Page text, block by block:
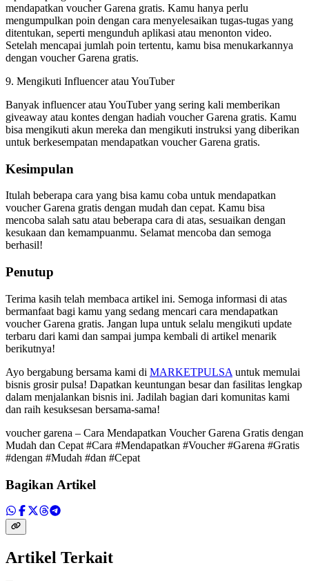
mendapatkan voucher Garena gratis. Kamu hanya perlu
mengumpulkan poin dengan cara menyelesaikan tugas-tugas yang
ditentukan, seperti mengunduh aplikasi atau menonton video.
Setelah mencapai jumlah poin tertentu, kamu bisa menukarkannya
dengan voucher Garena gratis.
9. Mengikuti Influencer atau YouTuber
Banyak influencer atau YouTuber yang sering kali memberikan
giveaway atau kontes dengan hadiah voucher Garena gratis. Kamu
bisa mengikuti akun mereka dan mengikuti instruksi yang diberikan
untuk berkesempatan mendapatkan voucher Garena gratis.
Kesimpulan
Itulah beberapa cara yang bisa kamu coba untuk mendapatkan
voucher Garena gratis dengan mudah dan cepat. Kamu bisa
mencoba salah satu atau beberapa cara di atas, sesuaikan dengan
kesukaan dan kemampuanmu. Selamat mencoba dan semoga
berhasil!
Penutup
Terima kasih telah membaca artikel ini. Semoga informasi di atas
bermanfaat bagi kamu yang sedang mencari cara mendapatkan
voucher Garena gratis. Jangan lupa untuk selalu mengikuti update
terbaru dari kami dan sampai jumpa kembali di artikel menarik
berikutnya!
Ayo bergabung bersama kami di MARKETPULSA untuk memulai
bisnis grosir pulsa! Dapatkan keuntungan besar dan fasilitas lengkap
dalam menjalankan bisnis ini. Jadilah bagian dari komunitas kami
dan raih kesuksesan bersama-sama!
voucher garena – Cara Mendapatkan Voucher Garena Gratis dengan
Mudah dan Cepat #Cara #Mendapatkan #Voucher #Garena #Gratis
#dengan #Mudah #dan #Cepat
Bagikan Artikel
Artikel Terkait